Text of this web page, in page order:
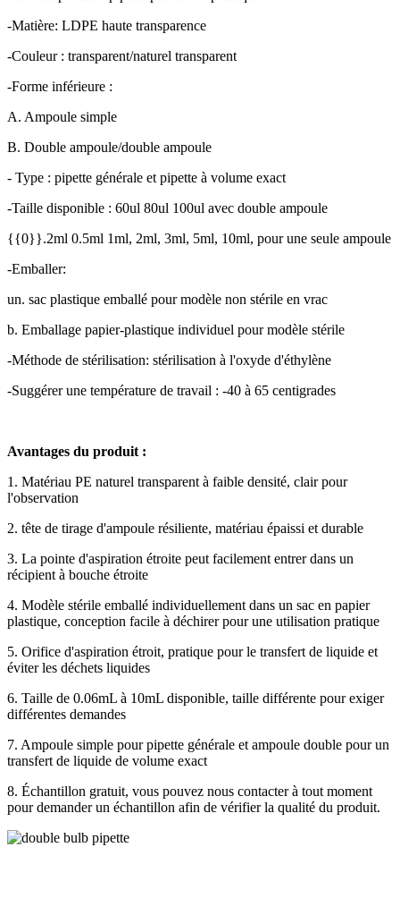
-Matière: LDPE haute transparence
-Couleur : transparent/naturel transparent
-Forme inférieure :
A. Ampoule simple
B. Double ampoule/double ampoule
- Type : pipette générale et pipette à volume exact
-Taille disponible : 60ul 80ul 100ul avec double ampoule
{{0}}.2ml 0.5ml 1ml, 2ml, 3ml, 5ml, 10ml, pour une seule ampoule
-Emballer:
un. sac plastique emballé pour modèle non stérile en vrac
b. Emballage papier-plastique individuel pour modèle stérile
-Méthode de stérilisation: stérilisation à l'oxyde d'éthylène
-Suggérer une température de travail : -40 à 65 centigrades
Avantages du produit :
1. Matériau PE naturel transparent à faible densité, clair pour
l'observation
2. tête de tirage d'ampoule résiliente, matériau épaissi et durable
3. La pointe d'aspiration étroite peut facilement entrer dans un
récipient à bouche étroite
4. Modèle stérile emballé individuellement dans un sac en papier
plastique, conception facile à déchirer pour une utilisation pratique
5. Orifice d'aspiration étroit, pratique pour le transfert de liquide et
éviter les déchets liquides
6. Taille de 0.06mL à 10mL disponible, taille différente pour exiger
différentes demandes
7. Ampoule simple pour pipette générale et ampoule double pour un
transfert de liquide de volume exact
8. Échantillon gratuit, vous pouvez nous contacter à tout moment
pour demander un échantillon afin de vérifier la qualité du produit.